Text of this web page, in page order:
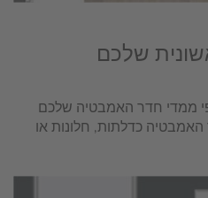
שלכם
ממדי חדר האמבטיה שלכם
האמבטיה כדלתות, חלונות או